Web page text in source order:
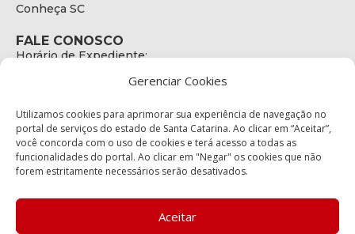
Gerenciar Cookies
Utilizamos cookies para aprimorar sua experiência de navegação no
portal de serviços do estado de Santa Catarina. Ao clicar em “Aceitar”,
você concorda com o uso de cookies e terá acesso a todas as
funcionalidades do portal. Ao clicar em "Negar" os cookies que não
forem estritamente necessários serão desativados.
Aceitar
Conheça SC
FALE CONOSCO
Horário de Expediente:
E-mail:
secretariaexecutiva@cetran.sc.gov.br
ENDEREÇO
Endereço:
Bairro:
Coqueiros, Florianópolis SC